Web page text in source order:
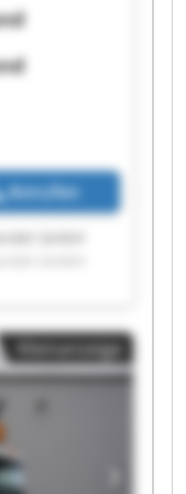
Anrufen
GmbH
GmbH
GmbH
GmbH
GmbH
GmbH
GmbH
GmbH
GmbH
Kleinanzeige